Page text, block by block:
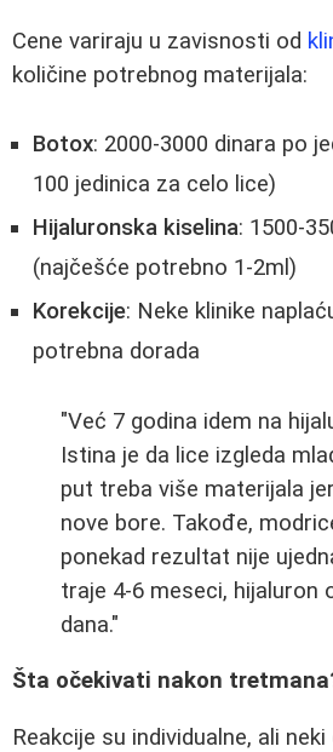
Cene variraju u zavisnosti od
količine potrebnog materijala:
Botox: 2000-3000 dinara po
100 jedinica za celo lice)
Hijaluronska kiselina: 1500-
(najčešće potrebno 1-2ml)
Korekcije: Neke klinike
potrebna dorada
"Već 7 godina idem na
Istina je da lice izgleda
put treba više materijala
nove bore. Takođe,
ponekad rezultat nije
traje 4-6 meseci, hijaluron
dana."
Šta očekivati nakon
Reakcije su individualne, ali